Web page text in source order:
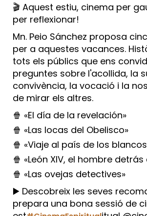
🎬 Aquest estiu, cinema per
per reflexionar!
Mn. Peio Sánchez proposa
per a aquestes vacances.
tots els públics que ens
preguntes sobre l'acollida, la
convivència, la vocació i la
de mirar els altres.
🍿 «El día de la revelación»
🍿 «Las locas del Obelisco»
🍿 «Viaje al país de los
🍿 «León XIV, el hombre detrás
🍿 «Las ovejas detectives»
▶️ Descobreix les seves
prepara una bona sessió de